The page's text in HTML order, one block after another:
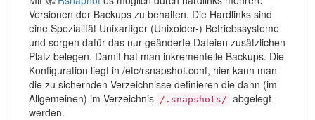
Versionen der Backups zu behalten. Die Hardlinks sind
eine Spezialität Unixartiger (Unixoider-) Betriebssysteme
und sorgen dafür das nur geänderte Dateien zusätzlichen
Platz belegen. Damit hat man inkrementelle Backups. Die
Konfiguration liegt in /etc/rsnapshot.conf, hier kann man
die zu sichernden Verzeichnisse definieren die dann (im
Allgemeinen) im Verzeichnis
/.snapshots/ abgelegt
werden.